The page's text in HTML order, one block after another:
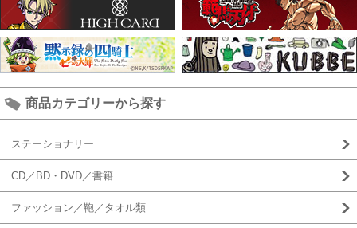
商品カテゴリーから探す
ステーショナリー
CD／BD・DVD／書籍
ファッション／鞄／タオル類